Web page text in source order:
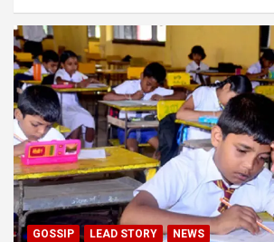
GOSSIP LEAD STORY NEWS